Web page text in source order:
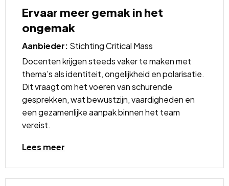
Ervaar meer gemak in het
ongemak
Aanbieder: Stichting Critical Mass
Docenten krijgen steeds vaker te maken met
thema’s als identiteit, ongelijkheid en polarisatie.
Dit vraagt om het voeren van schurende
gesprekken, wat bewustzijn, vaardigheden en
een gezamenlijke aanpak binnen het team
vereist.
Lees meer
Lees
over